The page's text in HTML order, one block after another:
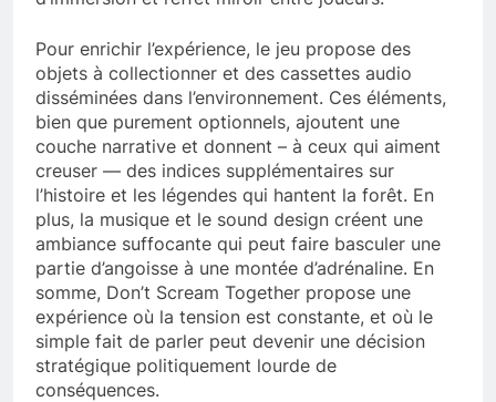
Pour enrichir l’expérience, le jeu propose des
objets à collectionner et des cassettes audio
disséminées dans l’environnement. Ces éléments,
bien que purement optionnels, ajoutent une
couche narrative et donnent – à ceux qui aiment
creuser — des indices supplémentaires sur
l’histoire et les légendes qui hantent la forêt. En
plus, la musique et le sound design créent une
ambiance suffocante qui peut faire basculer une
partie d’angoisse à une montée d’adrénaline. En
somme, Don’t Scream Together propose une
expérience où la tension est constante, et où le
simple fait de parler peut devenir une décision
stratégique politiquement lourde de
conséquences.